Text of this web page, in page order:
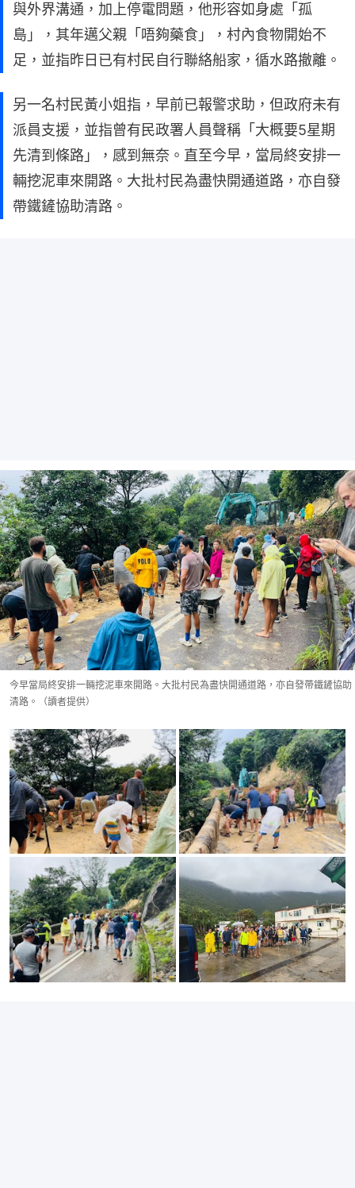
與外界溝通，加上停電問題，他形容如身處「孤
島」，其年邁父親「唔夠藥食」，村內食物開始不
足，並指昨日已有村民自行聯絡船家，循水路撤離。
另一名村民黃小姐指，早前已報警求助，但政府未有
派員支援，並指曾有民政署人員聲稱「大概要5星期
先清到條路」，感到無奈。直至今早，當局終安排一
輛挖泥車來開路。大批村民為盡快開通道路，亦自發
帶鐵鏟協助清路。
今早當局終安排一輛挖泥車來開路。大批村民為盡快開通道路，亦自發帶鐵鏟協助
清路。（讀者提供）